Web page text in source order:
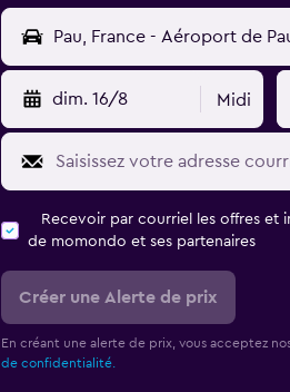
dim. 16/8 Midi
Recevoir par courriel les offres et
de momondo et ses partenaires
Créer une Alerte de prix
En créant une alerte de prix, vous acceptez
de confidentialité.